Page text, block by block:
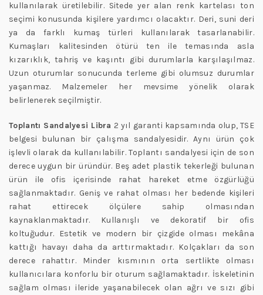
kullanılarak üretilebilir. Sitede yer alan renk kartelası ton
seçimi konusunda kişilere yardımcı olacaktır. Deri, suni deri
ya da farklı kumaş türleri kullanılarak tasarlanabilir.
Kumaşları kalitesinden ötürü ten ile temasında asla
kızarıklık, tahriş ve kaşıntı gibi durumlarla karşılaşılmaz.
Uzun oturumlar sonucunda terleme gibi olumsuz durumlar
yaşanmaz. Malzemeler her mevsime yönelik olarak
belirlenerek seçilmiştir.
Toplantı Sandalyesi Libra 2 yıl garanti kapsamında olup, TSE
belgesi bulunan bir çalışma sandalyesidir. Aynı ürün çok
işlevli olarak da kullanılabilir. Toplantı sandalyesi için de son
derece uygun bir üründür. Beş adet plastik tekerleği bulunan
ürün ile ofis içerisinde rahat hareket etme özgürlüğü
sağlanmaktadır. Geniş ve rahat olması her bedende kişileri
rahat ettirecek ölçülere sahip olmasından
kaynaklanmaktadır. Kullanışlı ve dekoratif bir ofis
koltuğudur. Estetik ve modern bir çizgide olması mekâna
kattığı havayı daha da arttırmaktadır. Kolçakları da son
derece rahattır. Minder kısmının orta sertlikte olması
kullanıcılara konforlu bir oturum sağlamaktadır. İskeletinin
sağlam olması ileride yaşanabilecek olan ağrı ve sızı gibi